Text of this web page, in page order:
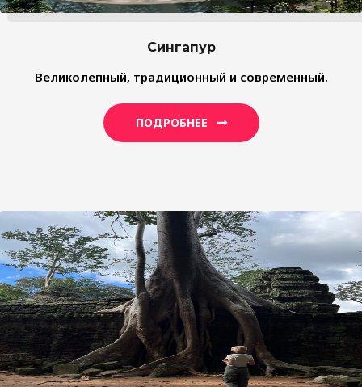
Сингапур
Великолепный, традиционный и современный.
ПОДРОБНЕЕ